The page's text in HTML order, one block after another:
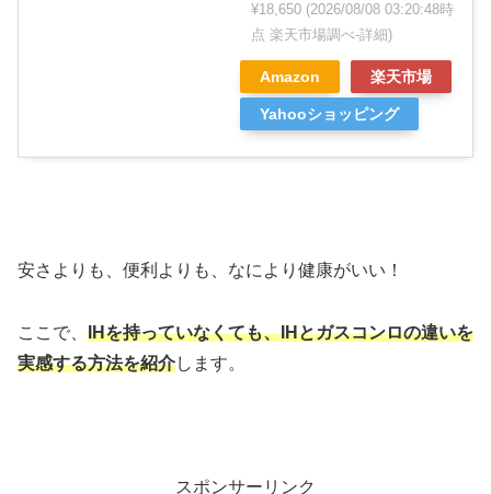
¥18,650 (2026/08/08 03:20:48時
点 楽天市場調べ-詳細)
Amazon 楽天市場
Yahooショッピング
安さよりも、便利よりも、なにより健康がいい！
ここで、 IHを持っていなくても、IHとガスコンロの違いを
実感する方法を紹介します。
スポンサーリンク